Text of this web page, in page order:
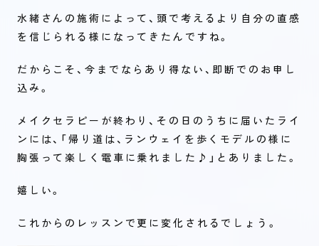
水緒さんの施術によって、頭で考えるより自分の直感
を信じられる様になってきたんですね。
だからこそ、今までならあり得ない、即断でのお申し
込み。
メイクセラピーが終わり、その日のうちに届いたライ
ンには、「帰り道は、ランウェイを歩くモデルの様に
胸張って楽しく電車に乗れました♪」とありました。
嬉しい。
これからのレッスンで更に変化されるでしょう。